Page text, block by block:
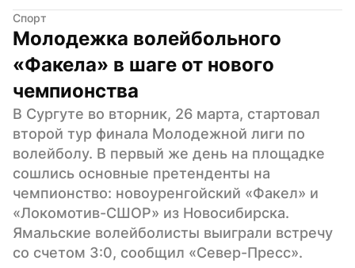
Спорт
Молодежка волейбольного
«Факела» в шаге от нового
чемпионства
В Сургуте во вторник, 26 марта, стартовал
второй тур финала Молодежной лиги по
волейболу. В первый же день на площадке
сошлись основные претенденты на
чемпионство: новоуренгойский «Факел» и
«Локомотив-СШОР» из Новосибирска.
Ямальские волейболисты выиграли встречу
со счетом 3:0, сообщил «Север-Пресс».